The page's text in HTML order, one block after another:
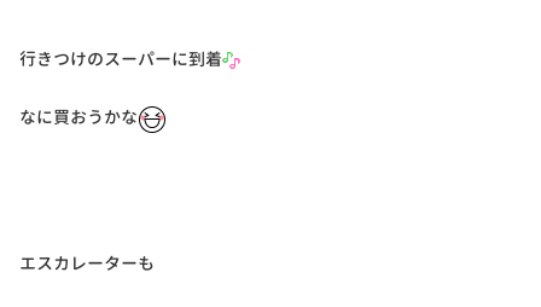
行きつけのスーパーに到着
なに買おうかな
エスカレーターも